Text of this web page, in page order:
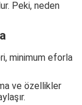
Peki, neden
minimum eforla
ve özellikler